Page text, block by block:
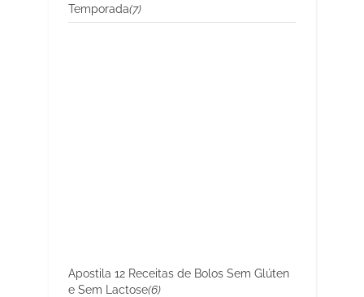
Temporada(7)
Apostila 12 Receitas de Bolos Sem Glúten
e Sem Lactose(6)